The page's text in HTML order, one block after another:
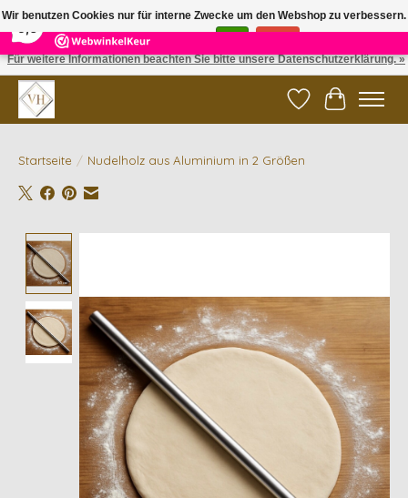
5 Reviews ×
✓ Gratis verzending vanaf €200 | ✓ 14 dagen retourneren
Wunschzettel
Ihr
Startseite / Nudelholz aus Aluminium in 2 Größen
Wir benutzen Cookies nur für interne Zwecke um den Webshop zu verbessern.
Ist das in Ordnung?
Für weitere Informationen beachten Sie bitte unsere Datenschutzerklärung. »